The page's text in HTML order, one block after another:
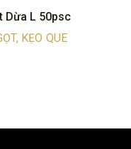
Dừa L 50psc
KẸO QUE